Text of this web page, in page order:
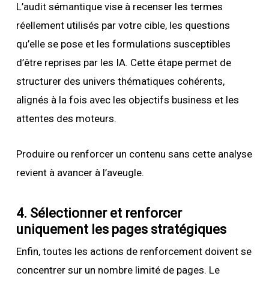
L’audit sémantique vise à recenser les termes
réellement utilisés par votre cible, les questions
qu’elle se pose et les formulations susceptibles
d’être reprises par les IA. Cette étape permet de
structurer des univers thématiques cohérents,
alignés à la fois avec les objectifs business et les
attentes des moteurs.
Produire ou renforcer un contenu sans cette analyse
revient à avancer à l’aveugle.
4. Sélectionner et renforcer
uniquement les pages stratégiques
Enfin, toutes les actions de renforcement doivent se
concentrer sur un nombre limité de pages. Le